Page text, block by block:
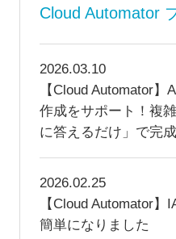
Cloud Automator
2026.03.10
【Cloud Automator
作成をサポート！複
に答えるだけ」で完成
2026.02.25
【Cloud Automator
簡単になりました